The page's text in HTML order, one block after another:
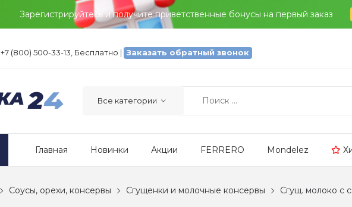
Зарегистрируйтесь и получите приветственные бонусы на первый заказ
+7 (800) 500-33-13, Бесплатно | Заказать обратный звонок
Главная Новинки Акции FERRERO Mondelez
Соусы, орехи, консервы Сгущенки и молочные консервы Сгущ. молоко с